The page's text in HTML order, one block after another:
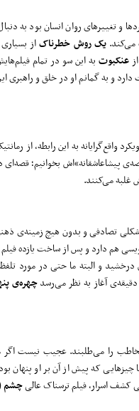
تغییرهای روان انسان بود به
می‌کند.یک روش خطرناکاز
عنکبوت به این سو در تمام
و به گمانم او در خلق و راهبری
واقع‌گرایانه به این رابطه، از
پیشاعاشقانه‌»اش بخوانیم؛ ‌قصه‌ای
غلبه می‌کنند.
تصادفی و بدون هیچ زمینه‌ی
کلمبیایی است که سابقه‌ی نقدنویسی هم دارد و پس از ساخت
درخشید و البته ما حتی در مورد
چهره‌ی
را می‌طلبند. عجیب نیست
که پیش از آن بر او پنهان
اسرار، فیلم ترسناک عالیچشم